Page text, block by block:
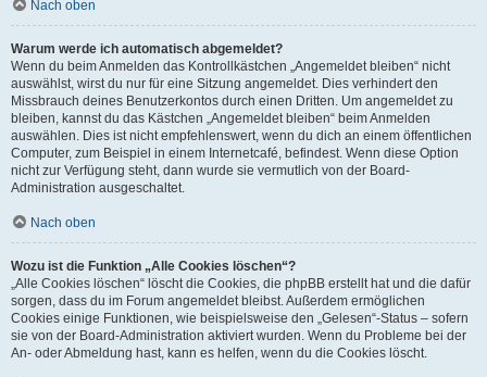
Nach oben
Warum werde ich automatisch abgemeldet?
Wenn du beim Anmelden das Kontrollkästchen „Angemeldet bleiben“ nicht
auswählst, wirst du nur für eine Sitzung angemeldet. Dies verhindert den
Missbrauch deines Benutzerkontos durch einen Dritten. Um angemeldet zu
bleiben, kannst du das Kästchen „Angemeldet bleiben“ beim Anmelden
auswählen. Dies ist nicht empfehlenswert, wenn du dich an einem öffentlichen
Computer, zum Beispiel in einem Internetcafé, befindest. Wenn diese Option
nicht zur Verfügung steht, dann wurde sie vermutlich von der Board-
Administration ausgeschaltet.
Nach oben
Wozu ist die Funktion „Alle Cookies löschen“?
„Alle Cookies löschen“ löscht die Cookies, die phpBB erstellt hat und die dafür
sorgen, dass du im Forum angemeldet bleibst. Außerdem ermöglichen
Cookies einige Funktionen, wie beispielsweise den „Gelesen“-Status – sofern
sie von der Board-Administration aktiviert wurden. Wenn du Probleme bei der
An- oder Abmeldung hast, kann es helfen, wenn du die Cookies löscht.